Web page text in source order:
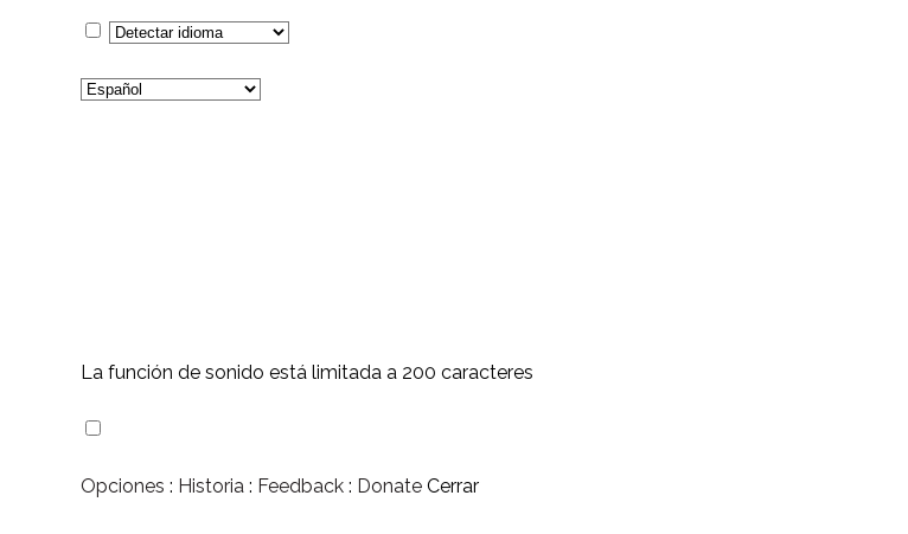
La función de sonido está limitada a 200 caracteres
Opciones : Historia : Feedback : Donate Cerrar